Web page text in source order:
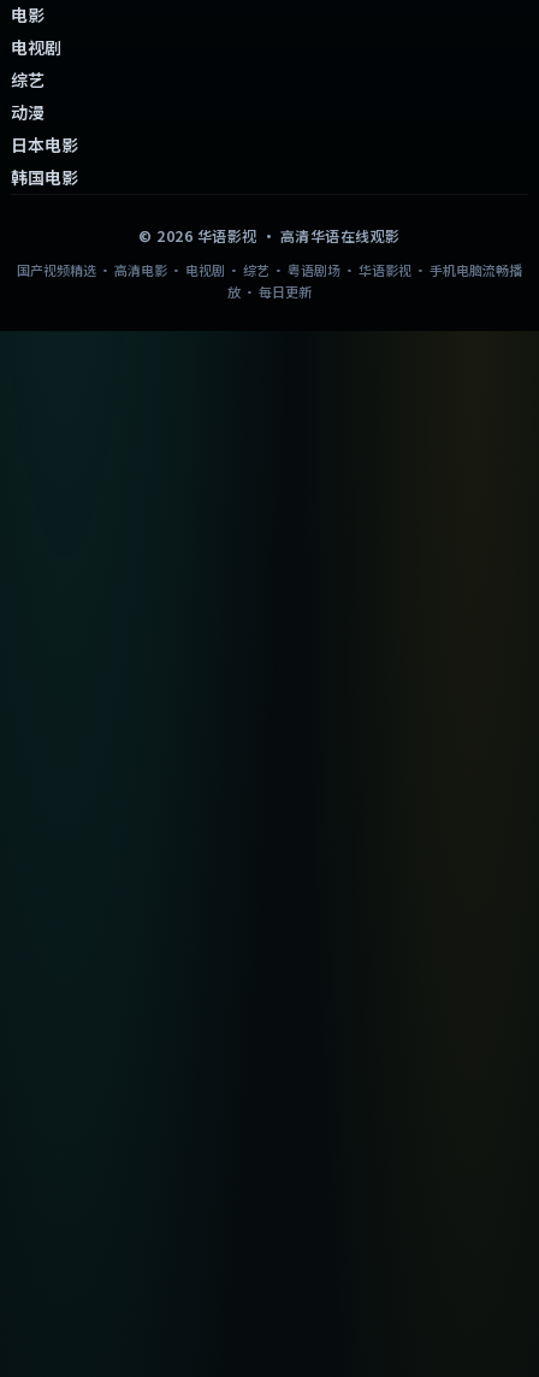
电影
电视剧
综艺
动漫
日本电影
韩国电影
© 2026 华语影视 · 高清华语在线观影
国产视频精选 · 高清电影 · 电视剧 · 综艺 · 粤语剧场 · 华语影视 · 手机电脑流畅播
放 · 每日更新